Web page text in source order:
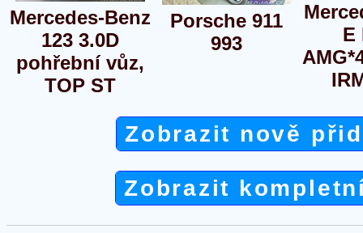
Mercedes-Benz
123 3.0D
pohřební vůz,
TOP ST
Porsche 911
993
E
Zobrazit nově
Zobrazit